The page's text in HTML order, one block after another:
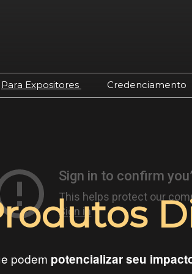
Para Expositores
Portal do Expositor
Lista de Expositores
Produtos Digitais
Credenciamento
podem potencializar seu